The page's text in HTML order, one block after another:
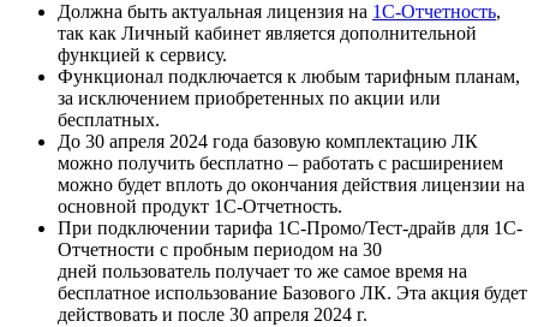
Должна быть актуальная лицензия на 1С-Отчетность,
так как Личный кабинет является дополнительной
функцией к сервису.
Функционал подключается к любым тарифным планам,
за исключением приобретенных по акции или
бесплатных.
До 30 апреля 2024 года базовую комплектацию ЛК
можно получить бесплатно – работать с расширением
можно будет вплоть до окончания действия лицензии на
основной продукт 1С-Отчетность.
При подключении тарифа 1С-Промо/Тест-драйв для 1С-
Отчетности с пробным периодом на 30
дней пользователь получает то же самое время на
бесплатное использование Базового ЛК. Эта акция будет
действовать и после 30 апреля 2024 г.